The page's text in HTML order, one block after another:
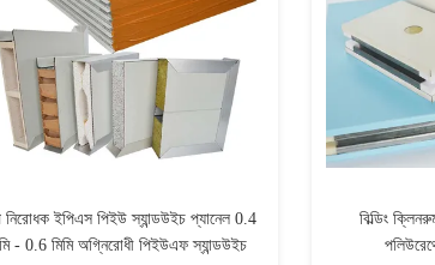
নিরোধক ইপিএস পিইউ স্যান্ডউইচ প্যানেল 0.4
- 0.6 মিমি অগ্নিরোধী পিইউএফ স্যান্ডউইচ
বিল্ডিং